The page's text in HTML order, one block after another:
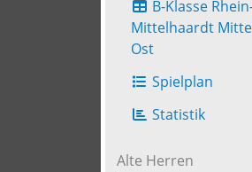
B-Klasse
Mittelhaardt
Ost
Spielplan
Statistik
Alte Herren